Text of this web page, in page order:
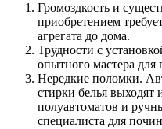
Громоздкость и
приобретением
агрегата до дома.
Трудности с
опытного мастера
Нередкие поломки.
стирки белья выходят
полуавтоматов и
специалиста для